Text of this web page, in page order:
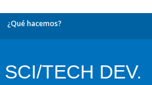
¿Qué hacemos?
SCI/TECH DEV.